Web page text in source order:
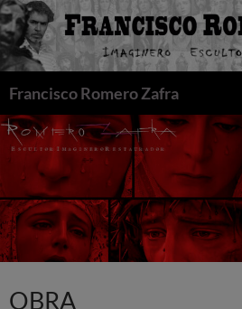
Saltar
al
contenido
Francisco Romero Zafra
OBRA